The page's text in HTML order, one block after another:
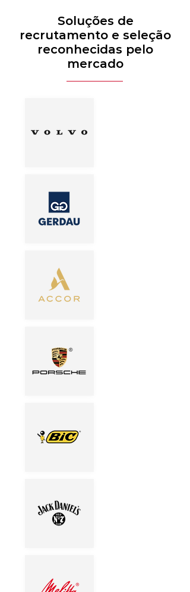
Soluções de
recrutamento e seleção
reconhecidas pelo
mercado